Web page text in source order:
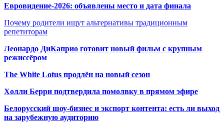
Евровидение-2026: объявлены место и дата финала
Почему родители ищут альтернативы традиционным
репетиторам
Леонардо ДиКаприо готовит новый фильм с крупным
режиссёром
The White Lotus продлён на новый сезон
Холли Берри подтвердила помолвку в прямом эфире
Белорусский шоу-бизнес и экспорт контента: есть ли выход
на зарубежную аудиторию